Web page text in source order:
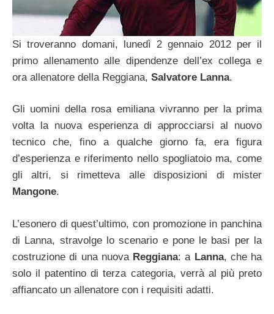
Si troveranno domani, lunedì 2 gennaio 2012 per il
primo allenamento alle dipendenze dell’ex collega e
ora allenatore della Reggiana, Salvatore Lanna.
Gli uomini della rosa emiliana vivranno per la prima
volta la nuova esperienza di approcciarsi al nuovo
tecnico che, fino a qualche giorno fa, era figura
d’esperienza e riferimento nello spogliatoio ma, come
gli altri, si rimetteva alle disposizioni di mister
Mangone.
L’esonero di quest’ultimo, con promozione in panchina
di Lanna, stravolge lo scenario e pone le basi per la
costruzione di una nuova Reggiana: a Lanna, che ha
solo il patentino di terza categoria, verrà al più preto
affiancato un allenatore con i requisiti adatti.